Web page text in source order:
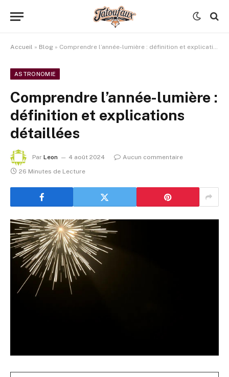
Accueil » Blog » Comprendre l’année-lumière : définition et explications détaillées
ASTRONOMIE
Comprendre l’année-lumière :
définition et explications
détaillées
Par Leon 4 août 2024
Aucun commentaire
26 Minutes de Lecture